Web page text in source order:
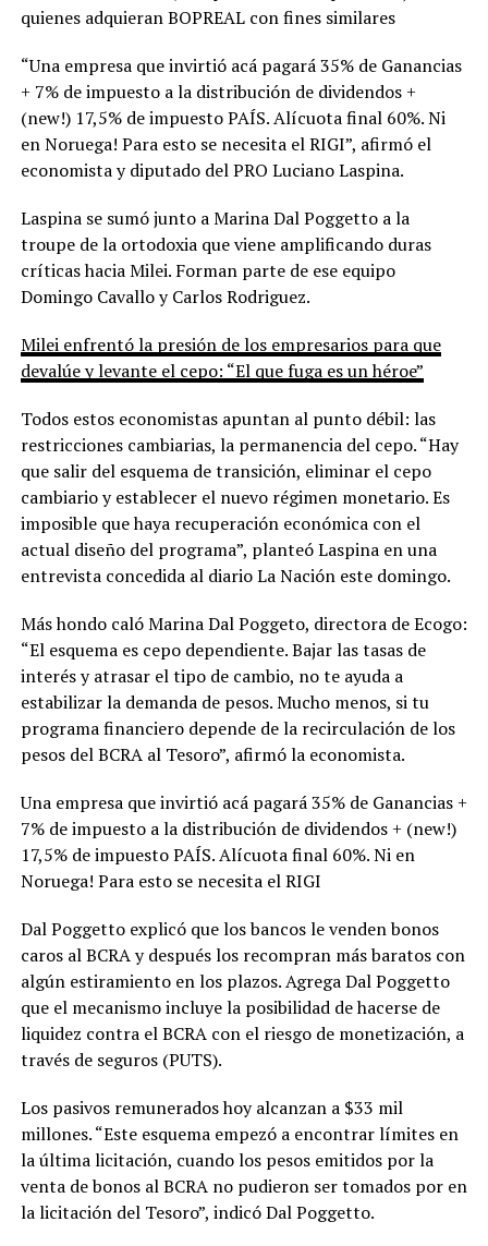
quienes adquieran BOPREAL con fines similares
“Una empresa que invirtió acá pagará 35% de Ganancias
+ 7% de impuesto a la distribución de dividendos +
(new!) 17,5% de impuesto PAÍS. Alícuota final 60%. Ni
en Noruega! Para esto se necesita el RIGI”, afirmó el
economista y diputado del PRO Luciano Laspina.
Laspina se sumó junto a Marina Dal Poggetto a la
troupe de la ortodoxia que viene amplificando duras
críticas hacia Milei. Forman parte de ese equipo
Domingo Cavallo y Carlos Rodriguez.
Milei enfrentó la presión de los empresarios para que
devalúe y levante el cepo: “El que fuga es un héroe”
Todos estos economistas apuntan al punto débil: las
restricciones cambiarias, la permanencia del cepo. “Hay
que salir del esquema de transición, eliminar el cepo
cambiario y establecer el nuevo régimen monetario. Es
imposible que haya recuperación económica con el
actual diseño del programa”, planteó Laspina en una
entrevista concedida al diario La Nación este domingo.
Más hondo caló Marina Dal Poggeto, directora de Ecogo:
“El esquema es cepo dependiente. Bajar las tasas de
interés y atrasar el tipo de cambio, no te ayuda a
estabilizar la demanda de pesos. Mucho menos, si tu
programa financiero depende de la recirculación de los
pesos del BCRA al Tesoro”, afirmó la economista.
Una empresa que invirtió acá pagará 35% de Ganancias +
7% de impuesto a la distribución de dividendos + (new!)
17,5% de impuesto PAÍS. Alícuota final 60%. Ni en
Noruega! Para esto se necesita el RIGI
Dal Poggetto explicó que los bancos le venden bonos
caros al BCRA y después los recompran más baratos con
algún estiramiento en los plazos. Agrega Dal Poggetto
que el mecanismo incluye la posibilidad de hacerse de
liquidez contra el BCRA con el riesgo de monetización, a
través de seguros (PUTS).
Los pasivos remunerados hoy alcanzan a $33 mil
millones. “Este esquema empezó a encontrar límites en
la última licitación, cuando los pesos emitidos por la
venta de bonos al BCRA no pudieron ser tomados por en
la licitación del Tesoro”, indicó Dal Poggetto.